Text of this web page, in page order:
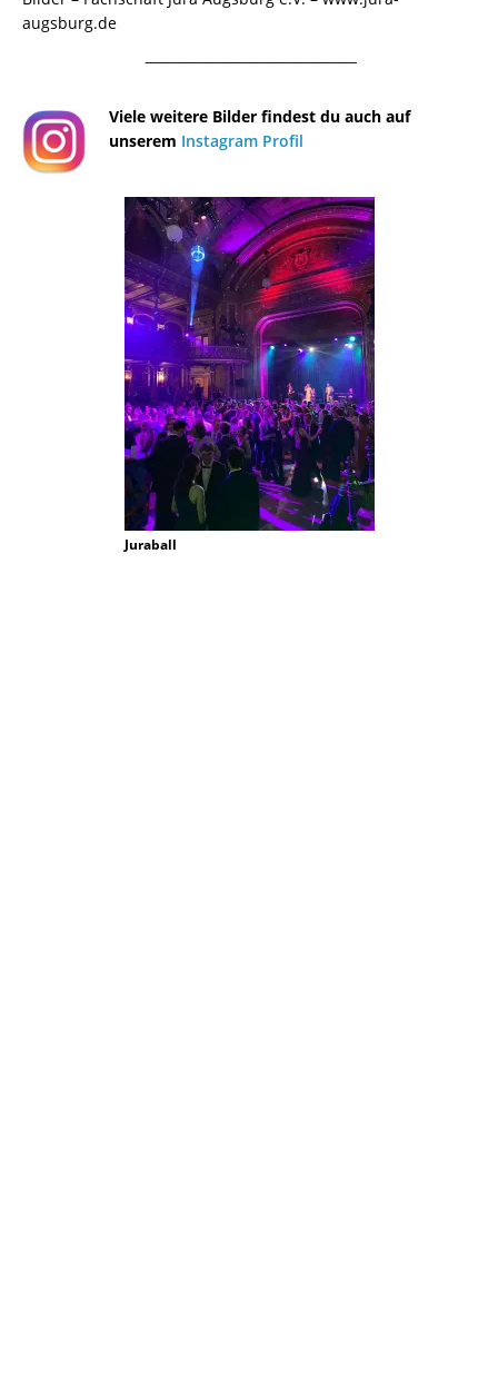
augsburg.de
¯¯¯¯¯¯¯¯¯¯¯¯¯¯¯¯¯¯¯¯¯¯¯¯¯¯¯¯¯¯¯¯¯¯¯¯¯¯
Viele weitere Bilder findest du auch auf
unserem Instagram Profil
Juraball